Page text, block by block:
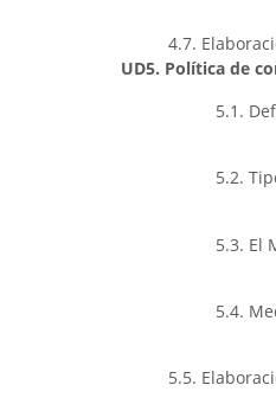
4.7.
UD5. Política de
5.1.
5.2.
5.3. El
5.4.
5.5.